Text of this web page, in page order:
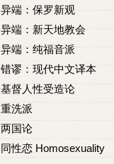
异端：保罗新观
异端：新天地教会
异端：纯福音派
错谬：现代中文译本
基督人性受造论
重洗派
两国论
同性恋 Homosexuality